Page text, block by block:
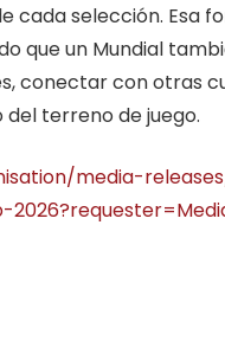
cada selección. Esa
que un Mundial
conectar con otras
terreno de juego.
media-